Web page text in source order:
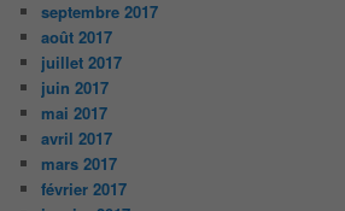
septembre 2017
août 2017
juillet 2017
juin 2017
mai 2017
avril 2017
mars 2017
février 2017